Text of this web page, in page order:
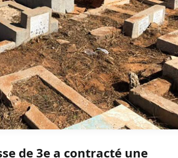
de 3e a contracté une